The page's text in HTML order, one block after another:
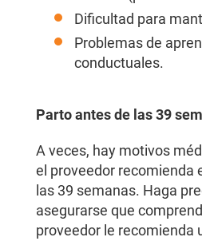
Dificultad para
Problemas de
conductuales.
Parto antes de las 39
A veces, hay motivos
el proveedor recomienda
las 39 semanas. Haga
asegurarse que
proveedor le recomienda